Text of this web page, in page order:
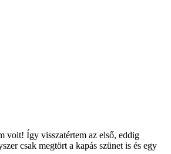
volt! Így visszatértem az első, eddig
csak megtört a kapás szünet is és egy